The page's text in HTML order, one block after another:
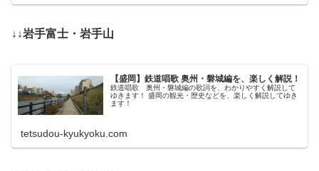
↓↓岩手富士・岩手山
【盛岡】鉄道唱歌 奥州・磐城編を、楽しく解説！
鉄道唱歌 奥州・磐城編の歌詞を、わかりやすく解説して
ゆきます！ 盛岡の観光・歴史などを、楽しく解説してゆき
ます！
tetsudou-kyukyoku.com